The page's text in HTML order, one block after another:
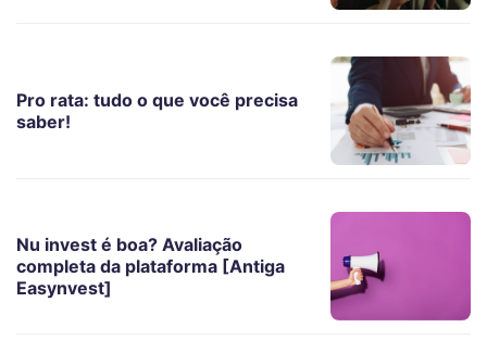
Pro rata: tudo o que você precisa
saber!
Nu invest é boa? Avaliação
completa da plataforma [Antiga
Easynvest]